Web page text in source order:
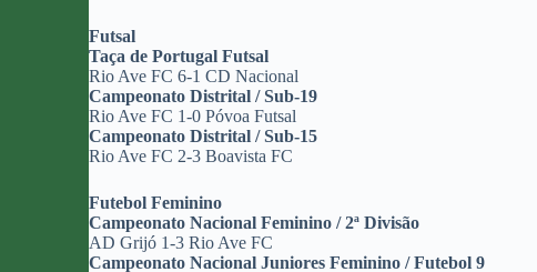
Futsal
Taça de Portugal Futsal
Rio Ave FC 6-1 CD Nacional
Campeonato Distrital / Sub-19
Rio Ave FC 1-0 Póvoa Futsal
Campeonato Distrital / Sub-15
Rio Ave FC 2-3 Boavista FC
Futebol Feminino
Campeonato Nacional Feminino / 2ª Divisão
AD Grijó 1-3 Rio Ave FC
Campeonato Nacional Juniores Feminino / Futebol 9